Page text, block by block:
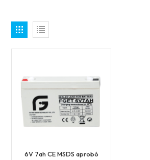
6V 7ah CE MSDS aprobó